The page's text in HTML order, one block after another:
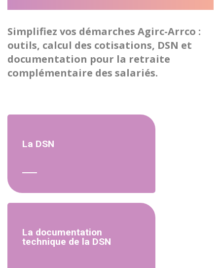
Simplifiez vos démarches Agirc-Arrco :
outils, calcul des cotisations, DSN et
documentation pour la retraite
complémentaire des salariés.
La DSN
La documentation
technique de la DSN